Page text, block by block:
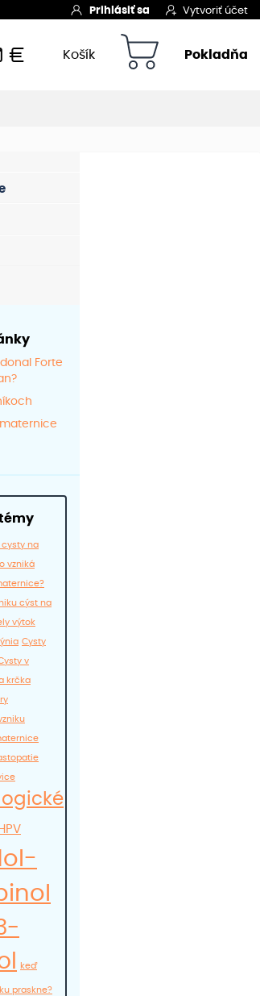
Prihlásiť sa Vytvoriť účet
€ Košík Pokladňa
Forte
cysty na
vzniká
cýst na
výtok
Cysty
v
krčka
HPV
keď
praskne?